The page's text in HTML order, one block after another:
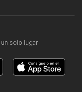
solo lugar